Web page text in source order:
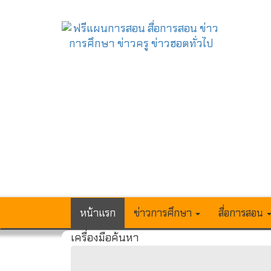
หน้าแรก ข่าวการศึกษา สื่อการสอน
เครื่องมือค้นหา